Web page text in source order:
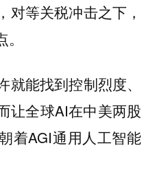
对等关税冲击之下，
能找到控制烈度、
让全球AI在中美两股
着AGI通用人工智能